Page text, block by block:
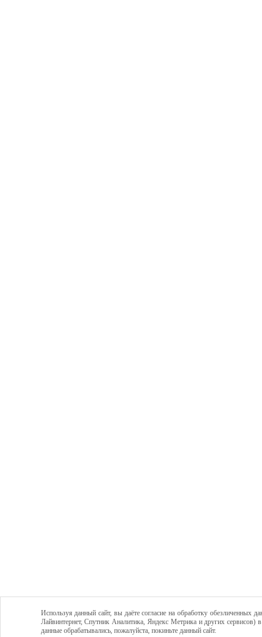
Используя данный сайт, вы даёте согласие на обработку обезличенных
Лайвинтернет, Спутник Аналитика, Яндекс Метрика и других сервисов)
данные обрабатывались, пожалуйста, покиньте данный сайт.